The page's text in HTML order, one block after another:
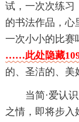
试，一次次练习
的书法作品，心
一次小小的比
……此处隐藏
的、圣洁的、美
当简·爱认
之情，即将步入